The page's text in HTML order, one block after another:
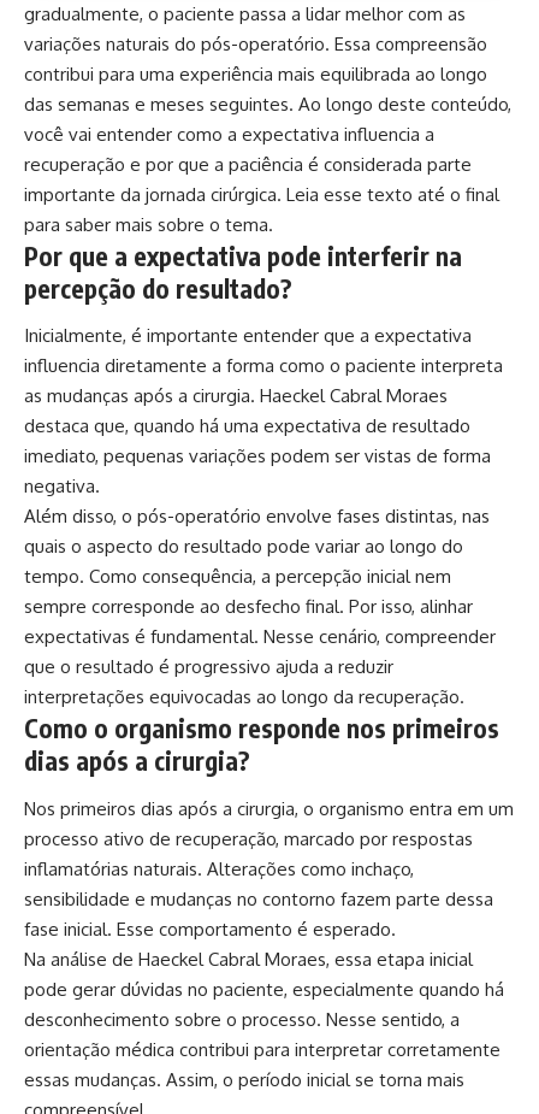
gradualmente, o paciente passa a lidar melhor com as
variações naturais do pós-operatório. Essa compreensão
contribui para uma experiência mais equilibrada ao longo
das semanas e meses seguintes. Ao longo deste conteúdo,
você vai entender como a expectativa influencia a
recuperação e por que a paciência é considerada parte
importante da jornada cirúrgica. Leia esse texto até o final
para saber mais sobre o tema.
Por que a expectativa pode interferir na
percepção do resultado?
Inicialmente, é importante entender que a expectativa
influencia diretamente a forma como o paciente interpreta
as mudanças após a cirurgia. Haeckel Cabral Moraes
destaca que, quando há uma expectativa de resultado
imediato, pequenas variações podem ser vistas de forma
negativa.
Além disso, o pós-operatório envolve fases distintas, nas
quais o aspecto do resultado pode variar ao longo do
tempo. Como consequência, a percepção inicial nem
sempre corresponde ao desfecho final. Por isso, alinhar
expectativas é fundamental. Nesse cenário, compreender
que o resultado é progressivo ajuda a reduzir
interpretações equivocadas ao longo da recuperação.
Como o organismo responde nos primeiros
dias após a cirurgia?
Nos primeiros dias após a cirurgia, o organismo entra em um
processo ativo de recuperação, marcado por respostas
inflamatórias naturais. Alterações como inchaço,
sensibilidade e mudanças no contorno fazem parte dessa
fase inicial. Esse comportamento é esperado.
Na análise de Haeckel Cabral Moraes, essa etapa inicial
pode gerar dúvidas no paciente, especialmente quando há
desconhecimento sobre o processo. Nesse sentido, a
orientação médica contribui para interpretar corretamente
essas mudanças. Assim, o período inicial se torna mais
compreensível.